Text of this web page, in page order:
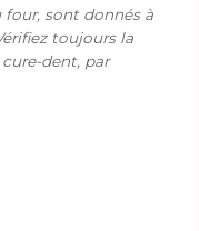
sont donnés à
toujours la
dent, par